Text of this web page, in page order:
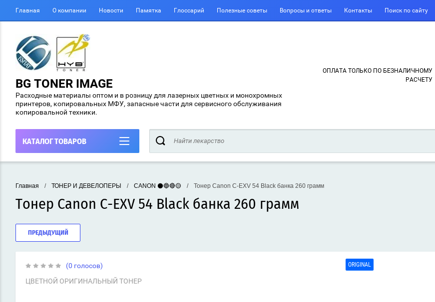
Главная О компании Новости Памятка Глоссарий Полезные советы Вопросы и ответы Контакты Поиск по сайту
BG TONER IMAGE
Расходные материалы оптом и в розницу для лазерных цветных и монохромных
принтеров, копировальных МФУ, запасные части для сервисного обслуживания
копировальной техники.
ОПЛАТА ТОЛЬКО ПО БЕЗНАЛИЧНОМУ
РАСЧЕТУ
КАТАЛОГ ТОВАРОВ
Главная / ТОНЕР И ДЕВЕЛОПЕРЫ / CANON ⚫🔵🔴🟡 / Тонер Canon C-EXV 54 Black банка 260 грамм
Тонер Canon C-EXV 54 Black банка 260 грамм
ПРЕДЫДУЩИЙ
(0 голосов)
ЦВЕТНОЙ ОРИГИНАЛЬНЫЙ ТОНЕР
ORIGINAL